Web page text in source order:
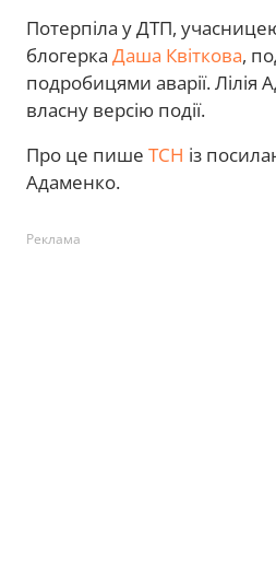
Потерпіла у ДТП,
блогерка Даша Квіткова,
подробицями аварії. Лілія
власну версію події.
Про це пише ТСН із
Адаменко.
Реклама